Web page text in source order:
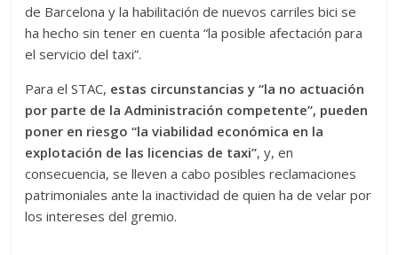
de Barcelona y la habilitación de nuevos carriles bici se
ha hecho sin tener en cuenta “la posible afectación para
el servicio del taxi”.
Para el STAC, estas circunstancias y “la no actuación
por parte de la Administración competente”, pueden
poner en riesgo “la viabilidad económica en la
explotación de las licencias de taxi”, y, en
consecuencia, se lleven a cabo posibles reclamaciones
patrimoniales ante la inactividad de quien ha de velar por
los intereses del gremio.